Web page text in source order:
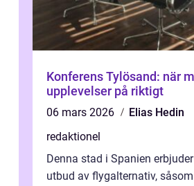
Konferens Tylösand: när
upplevelser på riktigt
06 mars 2026
Elias Hedin
redaktionel
Denna stad i Spanien
utbud av flygalternativ,